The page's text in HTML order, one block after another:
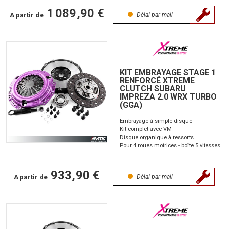
A partir de 1 089,90 € Délai par mail
KIT EMBRAYAGE STAGE 1
RENFORCÉ XTREME
CLUTCH SUBARU
IMPREZA 2.0 WRX TURBO
(GGA)
Embrayage à simple disque
Kit complet avec VM
Disque organique à ressorts
Pour 4 roues motrices - boîte 5 vitesses
A partir de 933,90 € Délai par mail